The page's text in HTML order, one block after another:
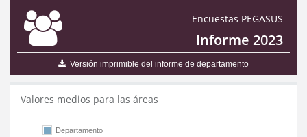
Encuestas PEGASUS
Informe 2023
Versión imprimible del informe de departamento
Valores medios para las áreas
Departamento